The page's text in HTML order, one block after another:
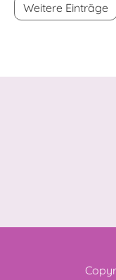
Weitere Einträge